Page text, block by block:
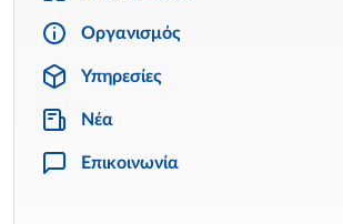
Οργανισμός
Υπηρεσίες
Νέα
Επικοινωνία